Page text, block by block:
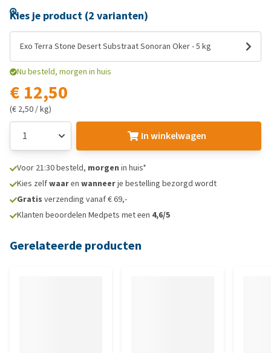
Kies je product (2 varianten)
Exo Terra Stone Desert Substraat Sonoran Oker - 5 kg
Nu besteld, morgen in huis
€ 12,50
(€ 2,50 / kg)
In winkelwagen
Voor 21:30 besteld, morgen in huis*
Kies zelfwaaren wanneerje bestelling bezorgd wordt
Gratis verzending vanaf € 69,-
Klanten beoordelen Medpets met een 4,6/5
Gerelateerde producten